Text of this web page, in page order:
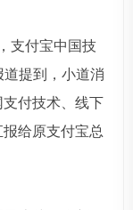
支付宝中国技
提到，小道消
付技术、线下
给原支付宝总